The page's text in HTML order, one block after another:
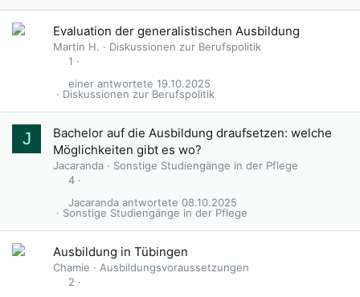
Evaluation der generalistischen Ausbildung
Martin H.
Diskussionen zur Berufspolitik
1
Diskussionen zur Berufspolitik
19.10.2025
einer
J
Bachelor auf die Ausbildung draufsetzen: welche
Möglichkeiten gibt es wo?
Jacaranda
Sonstige Studiengänge in der Pflege
4
Sonstige Studiengänge in der Pflege
08.10.2025
Jacaranda
Ausbildung in Tübingen
Chamie
Ausbildungsvoraussetzungen
2